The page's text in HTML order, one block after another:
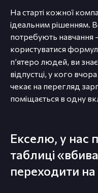
На старті кожної
ідеальним рішенням.
потребують навчання
користуватися
п’ятеро людей, ви
відпустці, у кого
чекає на перегляд
поміщається в одну
Екселю, у нас
таблиці
переходити